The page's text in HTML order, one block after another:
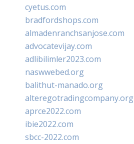
cyetus.com
bradfordshops.com
almadenranchsanjose.com
advocatevijay.com
adlibilimler2023.com
naswwebed.org
balithut-manado.org
alteregotradingcompany.org
aprce2022.com
ibie2022.com
sbcc-2022.com